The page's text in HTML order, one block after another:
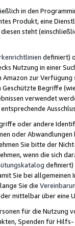
in den
Produkt, eine
steht
definiert)
Nutzung in einer
zur
Geschützte Begriffe
verwendet
oder andere
oder
Sie bitte der
wenn die sich
definiert)
Sie bei
Sie die
mittelbar über eine
für die Nutzung
Spenden für